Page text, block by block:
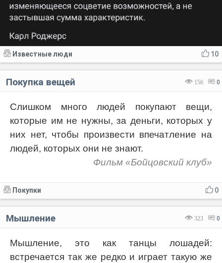
10
Известные люди
156 0
Покупка вещей
Слишком много людей покупают вещи,
которые им не нужны, за деньги, которых у
них нет, чтобы произвести впечатление на
людей, которых они не знают.
Фильм «Бойцовский клуб»
0
Покупки
323 0
Мышление
Мышление, это как танцы лошадей:
встречается так же редко и играет такую же